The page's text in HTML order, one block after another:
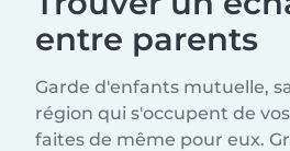
entre parents
Garde d'enfants mutuelle,
région qui s'occupent de
faites de même pour eux.